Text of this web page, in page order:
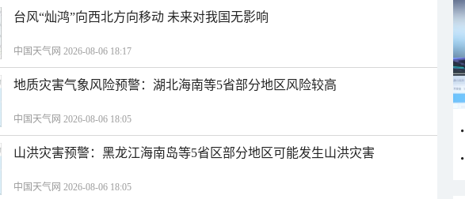
台风“灿鸿”向西北方向移动 未来对我国无影响
中国天气网 2026-08-06 18:17
地质灾害气象风险预警：湖北海南等5省部分地区风险较高
中国天气网 2026-08-06 18:05
山洪灾害预警：黑龙江海南岛等5省区部分地区可能发生山洪灾害
中国天气网 2026-08-06 18:05